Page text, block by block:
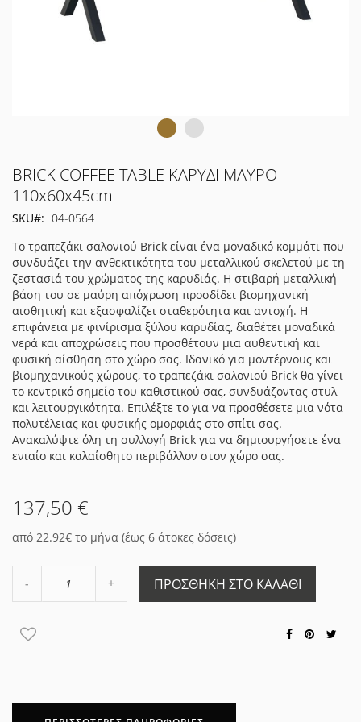
Μετάβαση
στην
αρχή
της
εικόνων
BRICK COFFEE TABLE ΚΑΡΥΔΙ ΜΑΥΡΟ
110x60x45cm
SKU
04-0564
Το τραπεζάκι σαλονιού Brick είναι ένα μοναδικό κομμάτι που
συνδυάζει την ανθεκτικότητα του μεταλλικού σκελετού με τη
ζεστασιά του χρώματος της καρυδιάς. Η στιβαρή μεταλλική
βάση του σε μαύρη απόχρωση προσδίδει βιομηχανική
αισθητική και εξασφαλίζει σταθερότητα και αντοχή. Η
επιφάνεια με φινίρισμα ξύλου καρυδίας, διαθέτει μοναδικά
νερά και αποχρώσεις που προσθέτουν μια αυθεντική και
φυσική αίσθηση στο χώρο σας. Ιδανικό για μοντέρνους και
βιομηχανικούς χώρους, το τραπεζάκι σαλονιού Brick θα γίνει
το κεντρικό σημείο του καθιστικού σας, συνδυάζοντας στυλ
και λειτουργικότητα. Επιλέξτε το για να προσθέσετε μια νότα
πολυτέλειας και φυσικής ομορφιάς στο σπίτι σας.
Ανακαλύψτε όλη τη συλλογή Brick για να δημιουργήσετε ένα
ενιαίο και καλαίσθητο περιβάλλον στον χώρο σας.
137,50 €
από 22.92€ το μήνα (έως 6 άτοκες δόσεις)
κατά
1
Αύξηση
ΠΡΟΣΘΉΚΗ ΣΤΟ ΚΑΛΆΘΙ